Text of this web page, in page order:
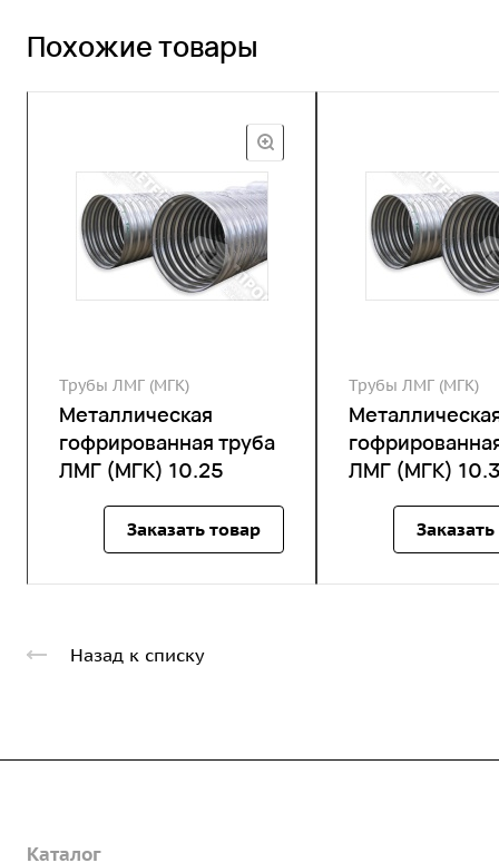
Похожие товары
Трубы ЛМГ (МГК)
Металлическая
гофрированная труба
ЛМГ (МГК) 10.25
Заказать товар
Трубы ЛМГ (МГК)
ЛМГ (МГК)
Назад к списку
О предприятии
Каталог